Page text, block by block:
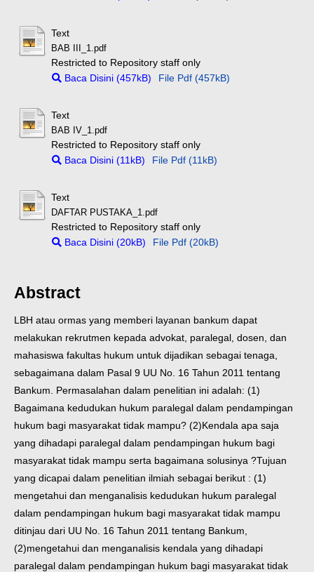
Text
BAB III_1.pdf
Restricted to Repository staff only
Baca Disini (457kB)
File Pdf (457kB)
Text
BAB IV_1.pdf
Restricted to Repository staff only
Baca Disini (11kB)
File Pdf (11kB)
Text
DAFTAR PUSTAKA_1.pdf
Restricted to Repository staff only
Baca Disini (20kB)
File Pdf (20kB)
Abstract
LBH atau ormas yang memberi layanan bankum dapat
melakukan rekrutmen kepada advokat, paralegal, dosen, dan
mahasiswa fakultas hukum untuk dijadikan sebagai tenaga,
sebagaimana dalam Pasal 9 UU No. 16 Tahun 2011 tentang
Bankum. Permasalahan dalam penelitian ini adalah: (1)
Bagaimana kedudukan hukum paralegal dalam pendampingan
hukum bagi masyarakat tidak mampu? (2)Kendala apa saja
yang dihadapi paralegal dalam pendampingan hukum bagi
masyarakat tidak mampu serta bagaimana solusinya ?Tujuan
yang dicapai dalam penelitian ilmiah sebagai berikut : (1)
mengetahui dan menganalisis kedudukan hukum paralegal
dalam pendampingan hukum bagi masyarakat tidak mampu
ditinjau dari UU No. 16 Tahun 2011 tentang Bankum,
(2)mengetahui dan menganalisis kendala yang dihadapi
paralegal dalam pendampingan hukum bagi masyarakat tidak